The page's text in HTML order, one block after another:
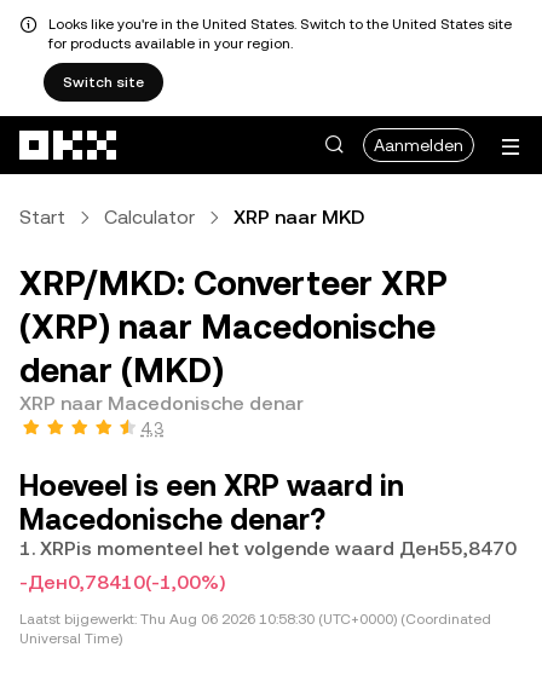
Looks like you're in the United States. Switch to the United States site
for products available in your region.
Switch site
Aanmelden
Start Calculator XRP naar MKD
XRP/MKD: Converteer XRP
(XRP) naar Macedonische
denar (MKD)
XRP naar Macedonische denar
4,3
Hoeveel is een XRP waard in
Macedonische denar?
1. XRPis momenteel het volgende waard Ден55,8470
-Ден0,78410(-1,00%)
Laatst bijgewerkt: Thu Aug 06 2026 10:58:30 (UTC+0000) (Coordinated
Universal Time)